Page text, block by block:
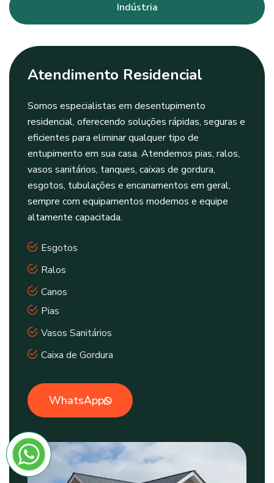
Indústria
Atendimento Residencial
Somos especialistas em desentupimento
residencial, oferecendo soluções rápidas, seguras e
eficientes para eliminar qualquer tipo de
entupimento em sua casa. Atendemos pias, ralos,
vasos sanitários, tanques, caixas de gordura,
esgotos, tubulações e encanamentos em geral,
sempre com equipamentos modernos e equipe
altamente capacitada.
Esgotos
Ralos
Canos
Pias
Vasos Sanitários
Caixa de Gordura
WhatsApp